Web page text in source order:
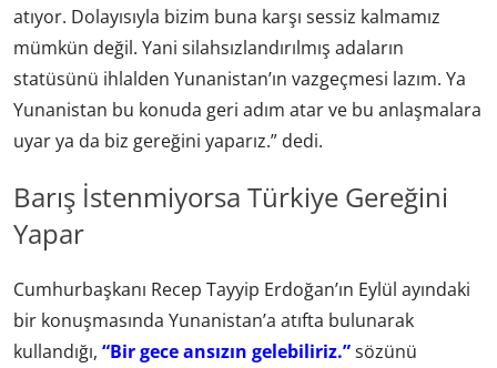
atıyor. Dolayısıyla bizim buna karşı sessiz kalmamız
mümkün değil. Yani silahsızlandırılmış adaların
statüsünü ihlalden Yunanistan’ın vazgeçmesi lazım. Ya
Yunanistan bu konuda geri adım atar ve bu anlaşmalara
uyar ya da biz gereğini yaparız.” dedi.
Barış İstenmiyorsa Türkiye Gereğini
Yapar
Cumhurbaşkanı Recep Tayyip Erdoğan’ın Eylül ayındaki
bir konuşmasında Yunanistan’a atıfta bulunarak
kullandığı, “Bir gece ansızın gelebiliriz.”sözünü